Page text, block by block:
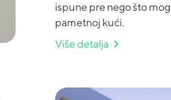
ispune pre nego što
pametnoj kući.
Više detalja chevron_right